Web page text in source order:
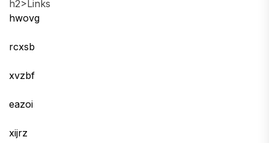
h2>Links
hwovg
rcxsb
xvzbf
eazoi
xijrz